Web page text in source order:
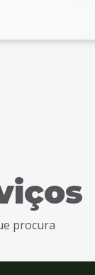
procura